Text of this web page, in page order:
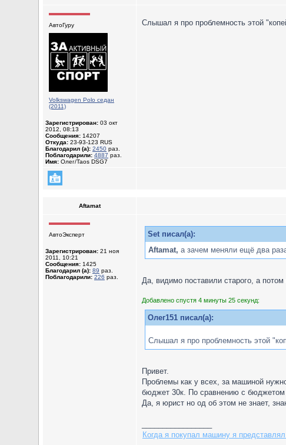
АвтоГуру
Volkswagen Polo седан
(2011)
Зарегистрирован: 03 окт
2012, 08:13
Сообщения: 14207
Откуда: 23-93-123 RUS
Благодарил (а): 2450 раз.
Поблагодарили: 4887 раз.
Имя: Олег/Taos DSG7
Слышал я про проблемность этой
Aftamat
АвтоЭксперт
Зарегистрирован: 21 ноя
2011, 10:21
Сообщения: 1425
Благодарил (а): 89 раз.
Поблагодарили: 226 раз.
Set писал(а):
Aftamat, а зачем меняли ещё два
Да, видимо поставили старого, а
Добавлено спустя 4 минуты 25 секунд:
Олег151 писал(а):
Слышал я про проблемность этой
Привет.
Проблемы как у всех, за машиной
бюджет 30к. По сравнению с бюджетом
Да, я юрист но од об этом не знает,
Когда я покупал машину я